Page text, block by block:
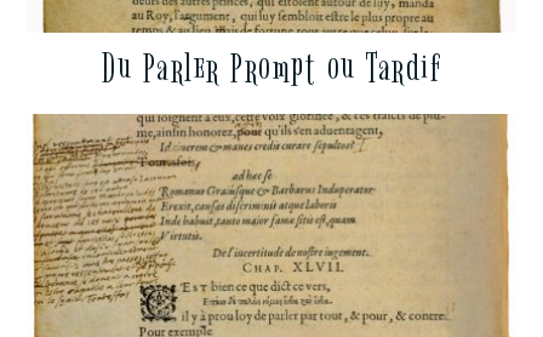
Du Parler Prompt ou Tardif